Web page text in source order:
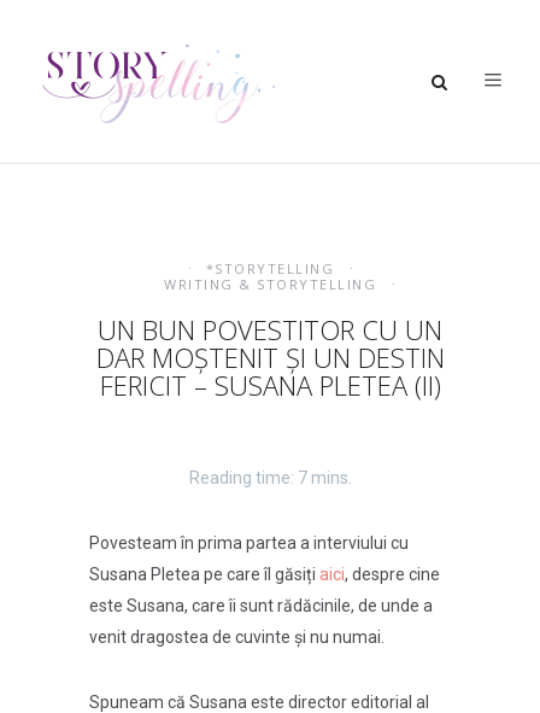
*STORYTELLING
WRITING & STORYTELLING
UN BUN POVESTITOR CU UN
DAR MOȘTENIT ȘI UN DESTIN
FERICIT – SUSANA PLETEA (II)
Reading time: 7 mins.
Povesteam în prima partea a interviului cu
Susana Pletea pe care îl găsiți aici, despre cine
este Susana, care îi sunt rădăcinile, de unde a
venit dragostea de cuvinte și nu numai.
Spuneam că Susana este director editorial al